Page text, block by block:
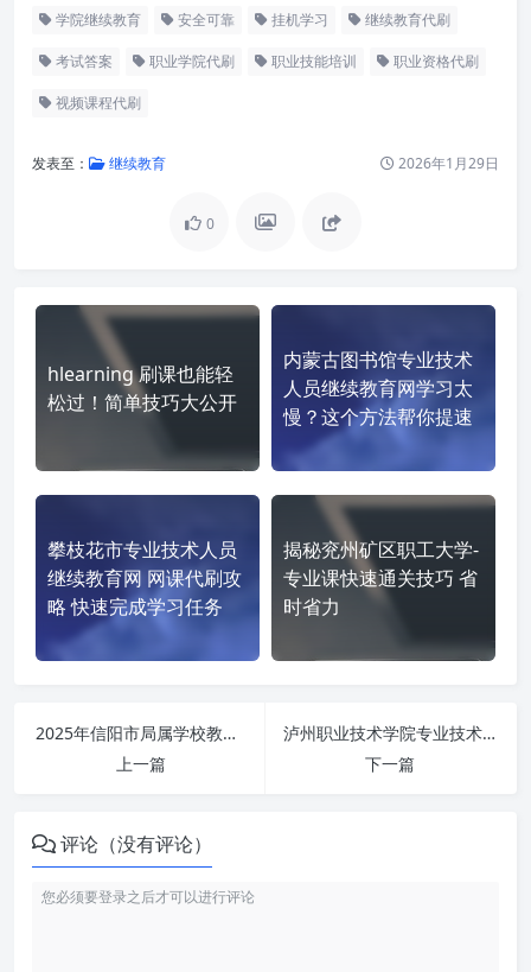
学院继续教育 安全可靠 挂机学习 继续教育代刷
考试答案 职业学院代刷 职业技能培训 职业资格代刷
视频课程代刷
发表至： 继续教育 2026年1月29日
0
hlearning 刷课也能轻
松过！简单技巧大公开
内蒙古图书馆专业技术
人员继续教育网学习太
慢？这个方法帮你提速
攀枝花市专业技术人员
继续教育网 网课代刷攻
略 快速完成学习任务
揭秘兖州矿区职工大学-
专业课快速通关技巧 省
时省力
2025年信阳市局属学校教师专业发展培训2025xyszqypx.yanxiu.com 刷课也能轻松过！简单技巧大公开
上一篇
泸州职业技术学院专业技术人员继续教育网学习太慢？这个方法帮你提速
下一篇
评论（没有评论）
平台使用体验